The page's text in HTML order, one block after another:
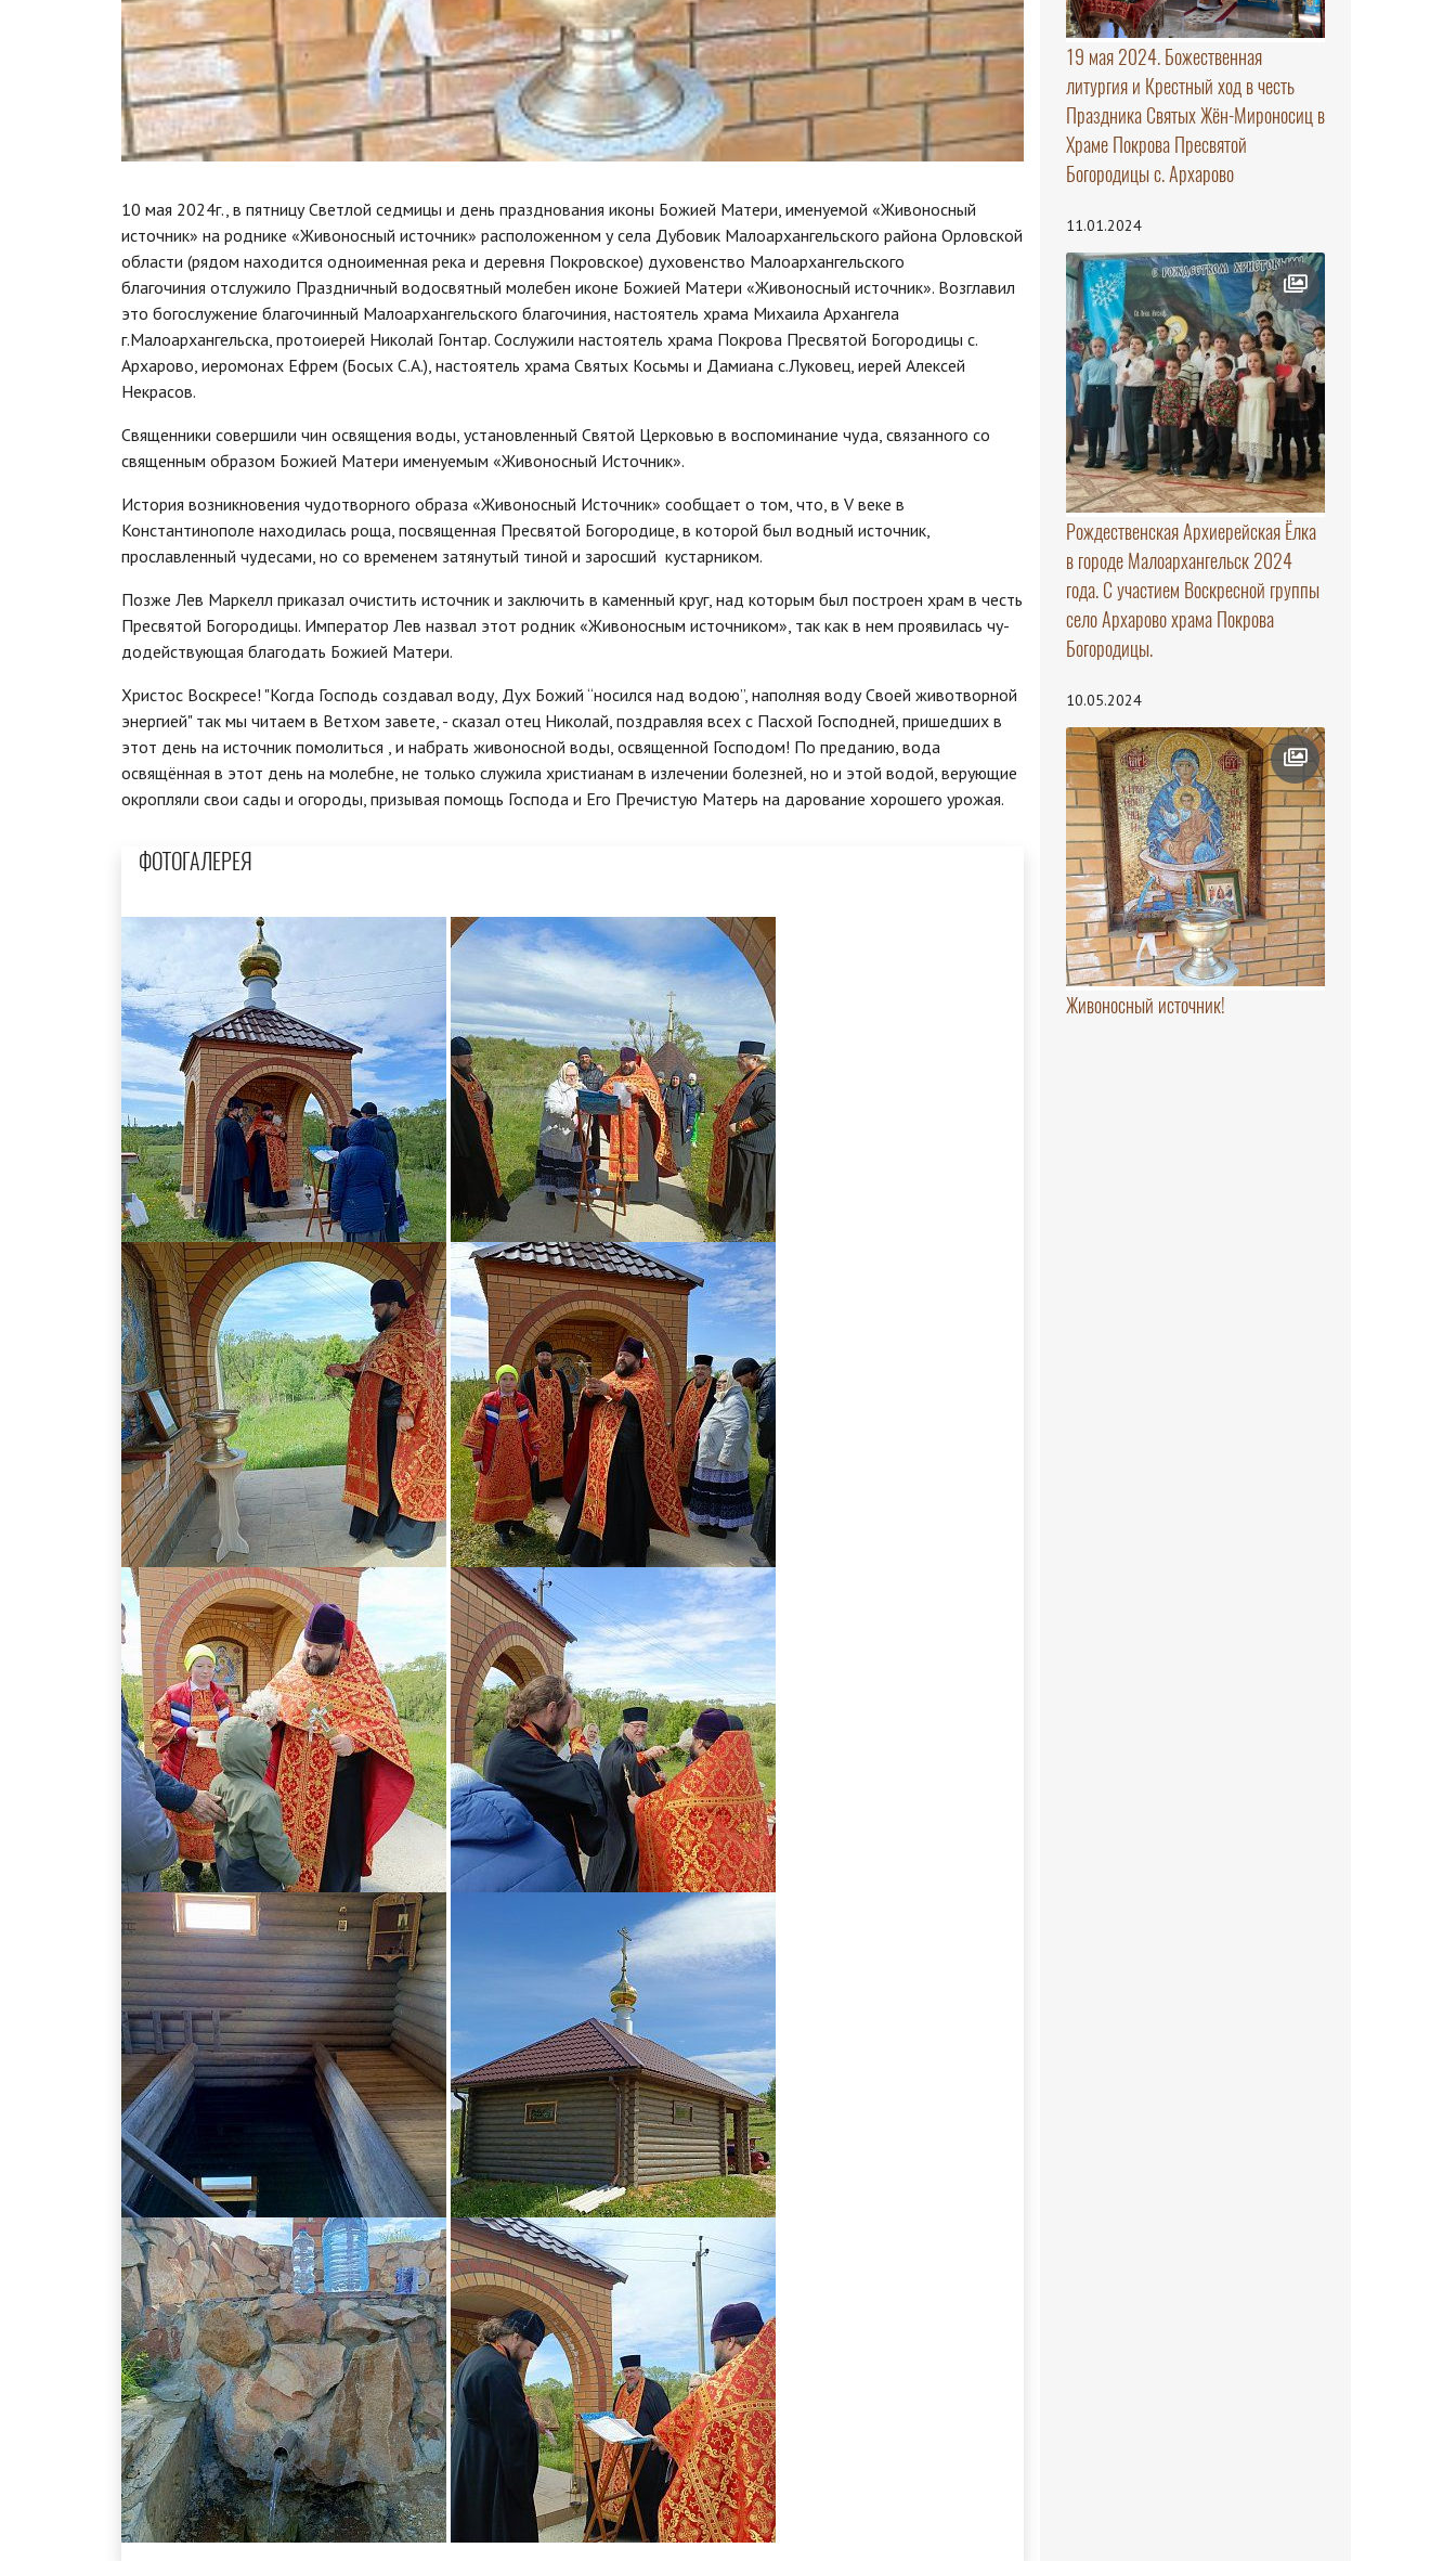
10 мая 2024г., в пятницу Светлой седмицы и день празднования иконы Божией Матери, именуемой «Живоносный
источник» на роднике «Живоносный источник» расположенном у села Дубовик Малоархангельского района Орловской
области (рядом находится одноименная река и деревня Покровское) духовенство Малоархангельского
благочиния отслужило Праздничный водосвятный молебен иконе Божией Матери «Живоносный источник». Возглавил
это богослужение благочинный Малоархангельского благочиния, настоятель храма Михаила Архангела
г.Малоархангельска, протоиерей Николай Гонтар. Сослужили настоятель храма Покрова Пресвятой Богородицы с.
Архарово, иеромонах Ефрем (Босых С.А.), настоятель храма Святых Косьмы и Дамиана с.Луковец, иерей Алексей
Некрасов.
Священники совершили чин освящения воды, установленный Святой Церковью в воспоминание чуда, связанного со
священным образом Божией Матери именуемым «Живоносный Источник».
История возникновения чудотворного образа «Живоносный Источник» сообщает о том, что, в V веке в
Константинополе находилась роща, посвященная Пресвятой Богородице, в которой был водный источник,
прославленный чудесами, но со временем затянутый тиной и заросший кустарником.
Позже Лев Маркелл при­ка­зал очи­стить источник и заключить в ка­мен­ный круг, над ко­то­рым был построен храм в честь
Пресвятой Бо­го­ро­ди­цы. Им­пе­ра­тор Лев на­звал этот род­ник «Живоносным источником», так как в нем про­яви­лась чу­
до­дей­ству­ю­щая бла­го­дать Бо­жи­ей Матери.
Христос Воскресе! "Когда Господь создавал воду, Дух Божий “носился над водою”, наполняя воду Своей животворной
энергией" так мы читаем в Ветхом завете, - сказал отец Николай, поздравляя всех с Пасхой Господней, пришедших в
этот день на источник помолиться , и набрать живоносной воды, освященной Господом! По преданию, вода
освящённая в этот день на молебне, не только служила христианам в излечении болезней, но и этой водой, верующие
окропляли свои сады и огороды, призывая помощь Господа и Его Пречистую Матерь на дарование хорошего урожая.
ФОТОГАЛЕРЕЯ
19 мая 2024. Божественная
литургия и Крестный ход в честь
Праздника Святых Жён-Мироносиц в
Храме Покрова Пресвятой
Богородицы с. Архарово
11.01.2024
Рождественская Архиерейская Ёлка
в городе Малоархангельск 2024
года. С участием Воскресной группы
село Архарово храма Покрова
Богородицы.
10.05.2024
Живоносный источник!